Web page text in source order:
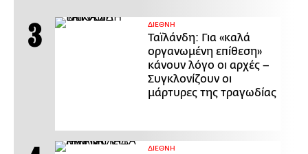
ΔΙΕΘΝΗ
Ταϊλάνδη: Για «καλά
οργανωμένη επίθεση»
κάνουν λόγο οι αρχές –
Συγκλονίζουν οι
μάρτυρες της τραγωδίας
ΔΙΕΘΝΗ